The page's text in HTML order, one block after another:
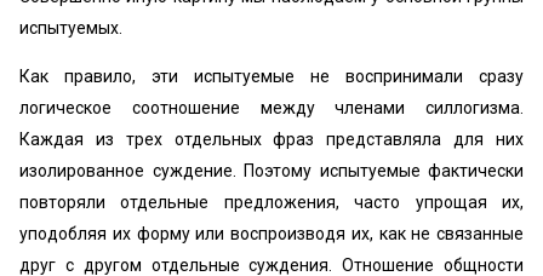
испытуемых.
Как правило, эти испытуемые не воспринимали сразу
логическое соотношение между членами силлогизма.
Каждая из трех отдельных фраз представляла для них
изолированное суждение. Поэтому испытуемые фактически
повторяли отдельные предложения, часто упрощая их,
уподобляя их форму или воспроизводя их, как не связанные
друг с другом отдельные суждения. Отношение общности